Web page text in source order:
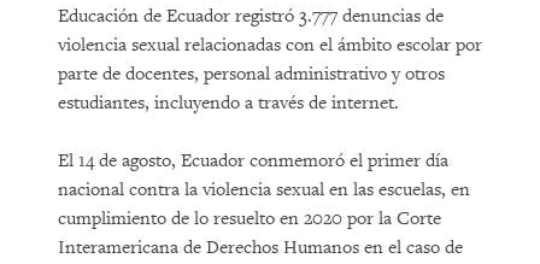
Educación de Ecuador registró 3.777 denuncias de
violencia sexual relacionadas con el ámbito escolar por
parte de docentes, personal administrativo y otros
estudiantes, incluyendo a través de internet.
El 14 de agosto, Ecuador conmemoró el primer día
nacional contra la violencia sexual en las escuelas, en
cumplimiento de lo resuelto en 2020 por la Corte
Interamericana de Derechos Humanos en el caso de